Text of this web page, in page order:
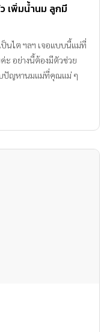
เพิ่มน้ำนม ลูกมี
นไต ฯลฯ เจอแบบนี้แม่ที่
ะ อย่างนี้ต้องมีตัวช่วย
บปัญหานมแม่ที่คุณแม่ ๆ
ะเลี้ยงลูกด้วยนมแม่
ห้มุ่งมั่นตั้งใจ เพื่อที่ลูก
นรู้ที่สมบูรณ์แข็งแรงอย่าง